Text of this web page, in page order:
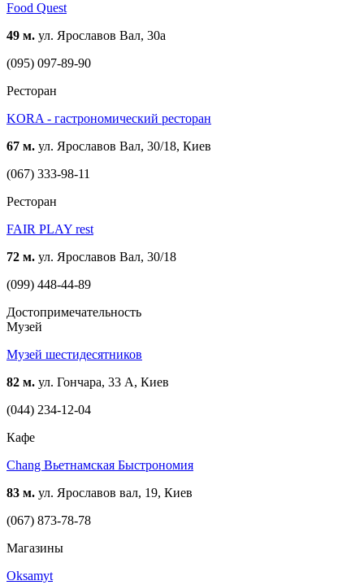
Food Quest
49 м. ул. Ярославов Вал, 30а
(095) 097-89-90
Ресторан
KORA - гастрономический ресторан
67 м. ул. Ярославов Вал, 30/18, Киев
(067) 333-98-11
Ресторан
FAIR PLAY rest
72 м. ул. Ярославов Вал, 30/18
(099) 448-44-89
Достопримечательность
Музей
Музей шестидесятников
82 м. ул. Гончара, 33 А, Киев
(044) 234-12-04
Кафе
Chang Вьетнамская Быстрономия
83 м. ул. Ярославов вал, 19, Киев
(067) 873-78-78
Магазины
Oksamyt